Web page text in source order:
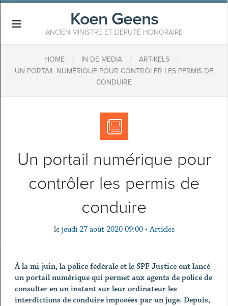
Koen Geens
ANCIEN MINISTRE ET DÉPUTÉ HONORAIRE
HOME / IN DE MEDIA / ARTIKELS /
UN PORTAIL NUMÉRIQUE POUR CONTRÔLER LES PERMIS DE
CONDUIRE
Un portail numérique pour
contrôler les permis de
conduire
le jeudi 27 août 2020 09:00 • Articles
À la mi-juin, la police fédérale et le SPF Justice ont lancé
un portail numérique qui permet aux agents de police de
consulter en un instant sur leur ordinateur les
interdictions de conduire imposées par un juge. Depuis,